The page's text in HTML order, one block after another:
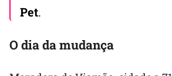
Pet.
O dia da mudança